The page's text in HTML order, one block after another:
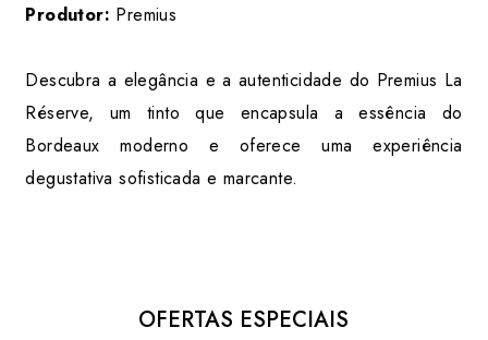
Produtor: Premius
Descubra a elegância e a autenticidade do Premius La
Réserve, um tinto que encapsula a essência do
Bordeaux moderno e oferece uma experiência
degustativa sofisticada e marcante.
OFERTAS ESPECIAIS